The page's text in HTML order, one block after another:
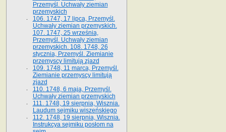
Przemyśl. Uchwały ziemian
przemyskich
106. 1747, 17 lipca, Przemyśl.
Uchwały ziemian przemyskich.
107. 1747, 25 września,
Przemyśl. Uchwały ziemian
przemyskich. 108. 1748, 26
stycznia, Przemyśl. Ziemianie
przemyscy limitują zjazd
109. 1748, 11 marca, Przemyśl.
Ziemianie przemyscy limitują
zjazd
110. 1748, 6 maja, Przemyśl.
Uchwały ziemian przemyskich
111. 1748, 19 sierpnia, Wisznia.
Laudum sejmiku wiszeńskiego
112. 1748, 19 sierpnia, Wisznia.
Instrukcya sejmiku posłom na